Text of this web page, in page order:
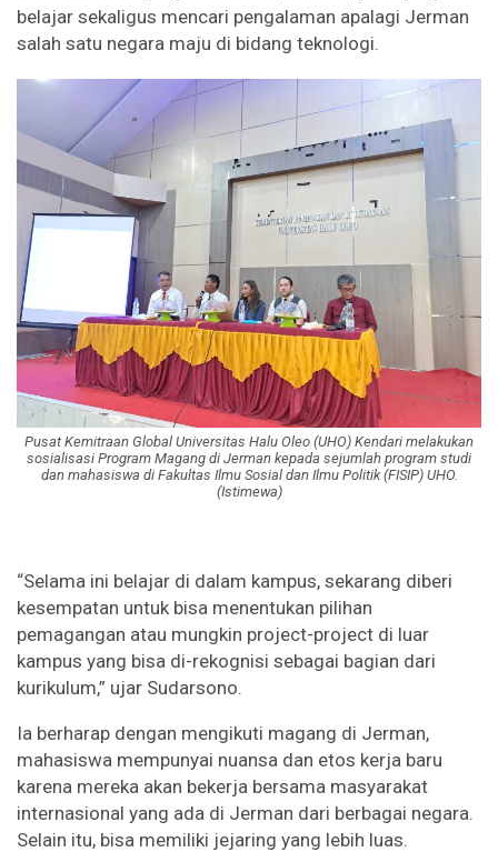
belajar sekaligus mencari pengalaman apalagi Jerman
salah satu negara maju di bidang teknologi.
Pusat Kemitraan Global Universitas Halu Oleo (UHO) Kendari melakukan
sosialisasi Program Magang di Jerman kepada sejumlah program studi
dan mahasiswa di Fakultas Ilmu Sosial dan Ilmu Politik (FISIP) UHO.
(Istimewa)
“Selama ini belajar di dalam kampus, sekarang diberi
kesempatan untuk bisa menentukan pilihan
pemagangan atau mungkin project-project di luar
kampus yang bisa di-rekognisi sebagai bagian dari
kurikulum,” ujar Sudarsono.
Ia berharap dengan mengikuti magang di Jerman,
mahasiswa mempunyai nuansa dan etos kerja baru
karena mereka akan bekerja bersama masyarakat
internasional yang ada di Jerman dari berbagai negara.
Selain itu, bisa memiliki jejaring yang lebih luas.